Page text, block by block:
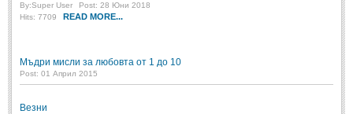
By:Super User
Post: 28 Юни 2018
Hits: 7709
READ MORE...
Мъдри мисли за любовта от 1 до 10
Post: 01 Април 2015
Везни